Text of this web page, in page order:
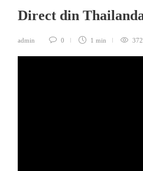
Direct din
admin 0 1 min